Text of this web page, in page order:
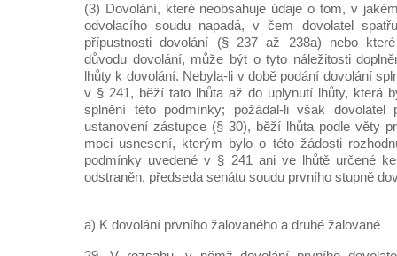
(3) Dovolání, které neobsahuje údaje o tom, v
odvolacího soudu napadá, v čem dovolatel
přípustnosti dovolání (§ 237 až 238a) nebo
důvodu dovolání, může být o tyto náležitosti
lhůty k dovolání. Nebyla-li v době podání dovolání
v § 241, běží tato lhůta až do uplynutí lhůty, která
splnění této podmínky; požádal-li však dovolatel
ustanovení zástupce (§ 30), běží lhůta podle věty
moci usnesení, kterým bylo o této žádosti
podmínky uvedené v § 241 ani ve lhůtě určené
odstraněn, předseda senátu soudu prvního stupně
a) K dovolání prvního žalovaného a druhé žalované